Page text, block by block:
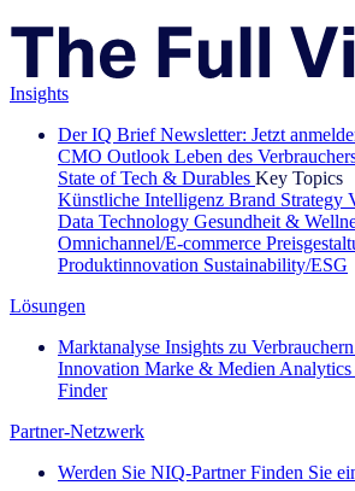
Insights
Der IQ Brief Newsletter: Jetzt
CMO Outlook Leben des
State of Tech & Durables Key Topics
Künstliche Intelligenz Brand Strategy
Data Technology Gesundheit &
Omnichannel/E-commerce
Produktinnovation Sustainability/ESG
Lösungen
Marktanalyse Insights zu
Innovation Marke & Medien
Finder
Partner-Netzwerk
Werden Sie NIQ-Partner Finden Sie